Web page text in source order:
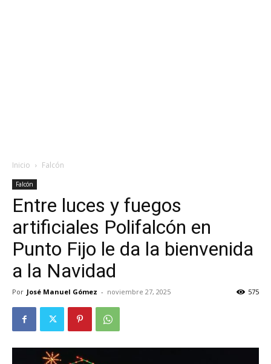
Inicio Falcón
Falcón
Entre luces y fuegos
artificiales Polifalcón en
Punto Fijo le da la bienvenida
a la Navidad
Por José Manuel Gómez - noviembre 27, 2025 575